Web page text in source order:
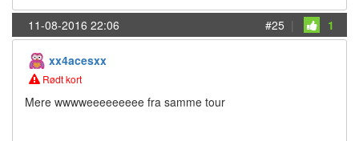
11-08-2016 22:06 #25 | 1
xx4acesxx
Rødt kort
Mere wwwweeeeeeeee fra samme tour